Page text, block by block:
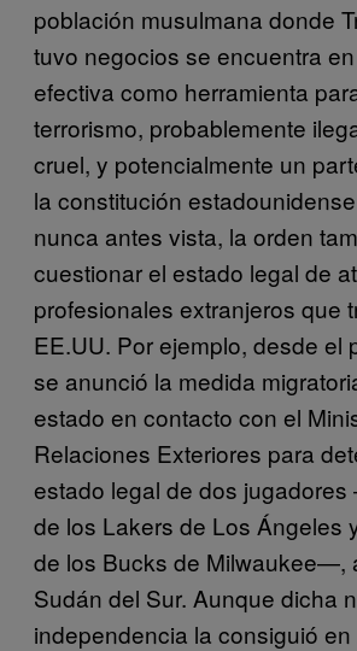
población musulmana donde
tuvo negocios se encuentra
efectiva como herramienta
terrorismo, probablemente
cruel, y potencialmente un
la constitución
nunca antes vista, la orden
cuestionar el estado legal de
profesionales extranjeros que
EE.UU. Por ejemplo, desde el
se anunció la medida
estado en contacto con el
Relaciones Exteriores para
estado legal de dos
de los Lakers de Los Ángeles
de los Bucks de Milwaukee—,
Sudán del Sur. Aunque dicha
independencia la consiguió